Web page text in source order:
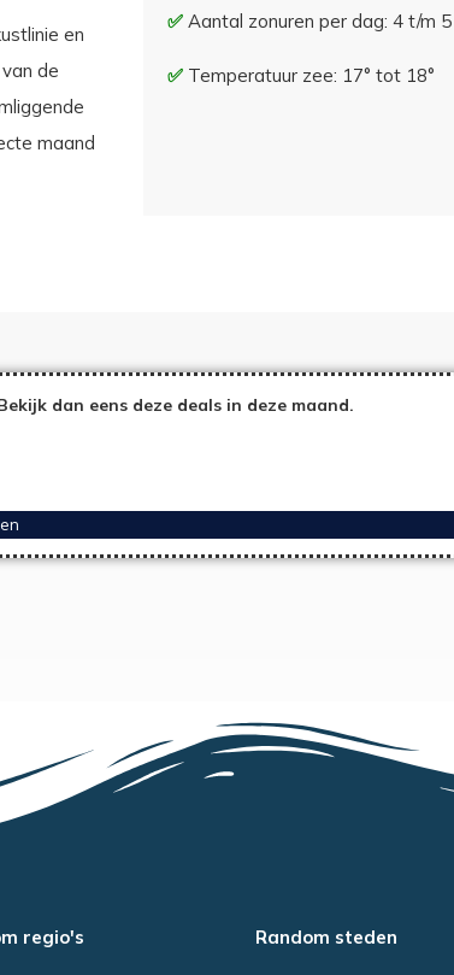
en
de
maand
Aantal zonuren per dag: 4 t/m 5
Temperatuur zee: 17° tot 18°
dan eens deze deals in deze maand.
regio's Random steden